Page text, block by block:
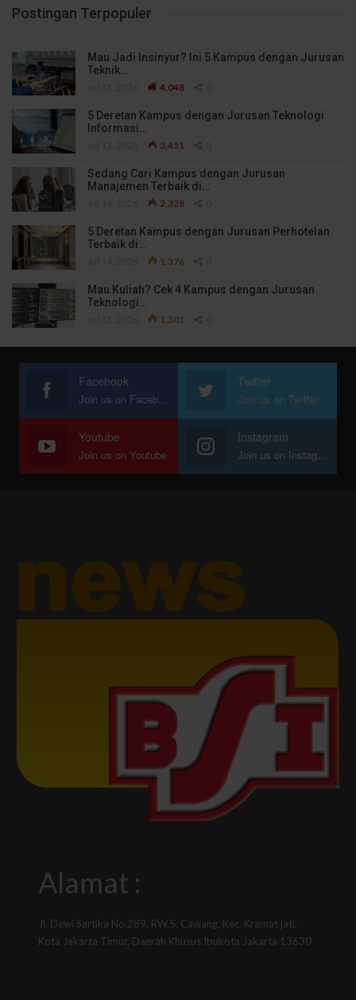
Postingan Terpopuler
Mau Jadi Insinyur? Ini 5 Kampus dengan Jurusan
Teknik…
4,048
5 Deretan Kampus dengan Jurusan Teknologi
Informasi…
3,451
Sedang Cari Kampus dengan Jurusan
Manajemen Terbaik di…
2,328
5 Deretan Kampus dengan Jurusan Perhotelan
Terbaik di…
1,376
Mau Kuliah? Cek 4 Kampus dengan Jurusan
Teknologi…
1,301
Facebook
Join us on Facebook
Twitter
Join us on Twitter
Youtube
Join us on Youtube
Instagram
Join us on Instagram
Alamat :
Jl. Dewi Sartika No.289, RW.5, Cawang, Kec. Kramat jati,
Kota Jakarta Timur, Daerah Khusus Ibukota Jakarta 13630